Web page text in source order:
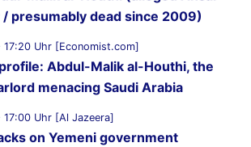
presumably dead since 2009)
Uhr [Economist.com]
Abdul-Malik al-Houthi, the
menacing Saudi Arabia
Uhr [Al Jazeera]
on Yemeni government